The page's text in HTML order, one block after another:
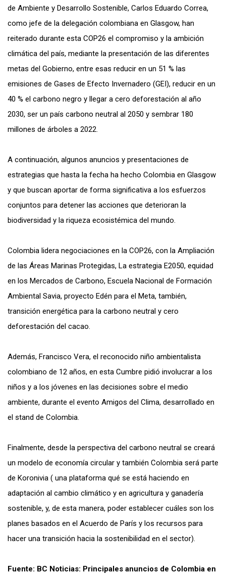
de Ambiente y Desarrollo Sostenible, Carlos Eduardo Correa,
como jefe de la delegación colombiana en Glasgow, han
reiterado durante esta COP26 el compromiso y la ambición
climática del país, mediante la presentación de las diferentes
metas del Gobierno, entre esas reducir en un 51 % las
emisiones de Gases de Efecto Invernadero (GEI), reducir en un
40 % el carbono negro y llegar a cero deforestación al año
2030, ser un país carbono neutral al 2050 y sembrar 180
millones de árboles a 2022.
A continuación, algunos anuncios y presentaciones de
estrategias que hasta la fecha ha hecho Colombia en Glasgow
y que buscan aportar de forma significativa a los esfuerzos
conjuntos para detener las acciones que deterioran la
biodiversidad y la riqueza ecosistémica del mundo.
Colombia lidera negociaciones en la COP26, con la Ampliación
de las Áreas Marinas Protegidas, La estrategia E2050, equidad
en los Mercados de Carbono, Escuela Nacional de Formación
Ambiental Savia, proyecto Edén para el Meta, también,
transición energética para la carbono neutral y cero
deforestación del cacao.
Además, Francisco Vera, el reconocido niño ambientalista
colombiano de 12 años, en esta Cumbre pidió involucrar a los
niños y a los jóvenes en las decisiones sobre el medio
ambiente, durante el evento Amigos del Clima, desarrollado en
el stand de Colombia.
Finalmente, desde la perspectiva del carbono neutral se creará
un modelo de economía circular y también Colombia será parte
de Koronivia ( una plataforma qué se está haciendo en
adaptación al cambio climático y en agricultura y ganadería
sostenible, y, de esta manera, poder establecer cuáles son los
planes basados en el Acuerdo de París y los recursos para
hacer una transición hacia la sostenibilidad en el sector).
Fuente: BC Noticias: Principales anuncios de Colombia en